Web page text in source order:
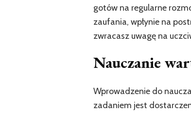
gotów na regularne
zaufania, wpłynie na
zwracasz uwagę na
Nauczanie
Wprowadzenie do
zadaniem jest